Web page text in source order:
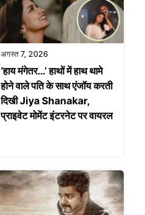
अगस्त 7, 2026
‘हाय मंगेतर…’ हाथों में हाथ थामे
होने वाले पति के साथ एंजॉय करती
दिखी Jiya Shanakar,
प्राइवेट मोमेंट इंटरनेट पर वायरल